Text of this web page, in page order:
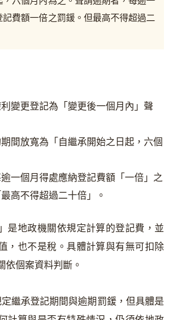
費額一倍之罰鍰。但最高不得超過二
變更登記為「變更後一個月內」聲
間放寬為「自繼承開始之日起，六個
一個月得處應納登記費額「一倍」之
高不得超過二十倍」。
是地政機關依規定計算的登記費，並
，也不是稅。具體計算與有無可扣除
依個案資料判斷。
繼承登記期間與逾期罰鍰，但具體是